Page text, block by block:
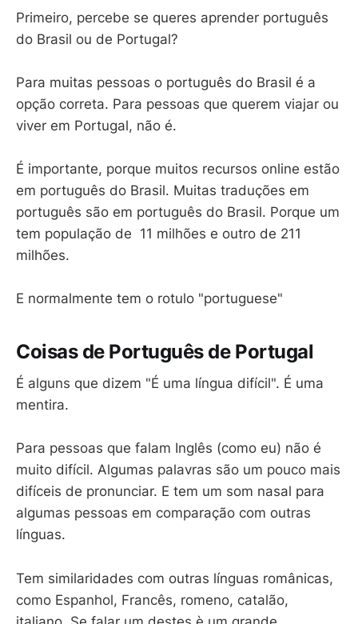
Primeiro, percebe se queres aprender português
do Brasil ou de Portugal?
Para muitas pessoas o português do Brasil é a
opção correta. Para pessoas que querem viajar ou
viver em Portugal, não é.
É importante, porque muitos recursos online estão
em português do Brasil. Muitas traduções em
português são em português do Brasil. Porque um
tem população de 11 milhões e outro de 211
milhões.
E normalmente tem o rotulo "portuguese"
Coisas de Português de Portugal
É alguns que dizem "É uma língua difícil". É uma
mentira.
Para pessoas que falam Inglês (como eu) não é
muito difícil. Algumas palavras são um pouco mais
difíceis de pronunciar. E tem um som nasal para
algumas pessoas em comparação com outras
línguas.
Tem similaridades com outras línguas românicas,
como Espanhol, Francês, romeno, catalão,